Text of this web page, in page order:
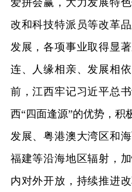
爱拼会赢，大力发展特
改和科技特派员等改革
发展，各项事业取得显
连、人缘相亲、发展相
前，江西牢记习近平总
西“四面逢源”的优势，积
发展、粤港澳大湾区和
福建等沿海地区辐射，
内对外开放，持续推进